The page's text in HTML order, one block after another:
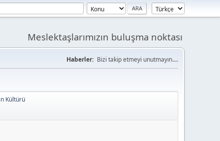
Meslektaşlarımızın buluşma noktası
Haberler: Bizi takip etmeyi unutmayın....
Kültürü